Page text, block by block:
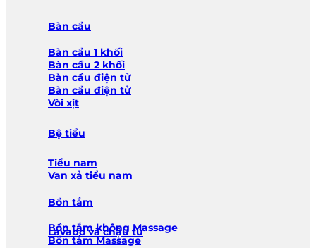
Bàn cầu
Bàn cầu 1 khối
Bàn cầu 2 khối
Bàn cầu điện tử
Bàn cầu điện tử
Vòi xịt
Bệ tiểu
Tiểu nam
Van xả tiểu nam
Bồn tắm
Bồn tắm không Massage
Bồn tắm Massage
Lavabo và chậu tủ